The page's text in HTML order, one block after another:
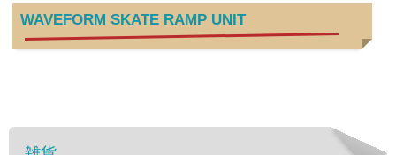
WAVEFORM SKATE RAMP UNIT